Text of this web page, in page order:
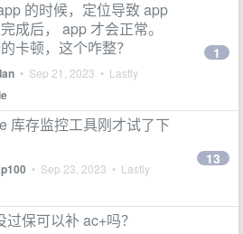
的时候，定位导致 app
成后， app 才会正常。
卡顿，这个咋整？
• Sep 21, 2023 • Lastly
1
库存监控工具刚才试了下
• Sep 23, 2023 • Lastly
13
保可以补 ac+吗？